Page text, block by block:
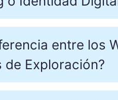
entre los
de Exploración?